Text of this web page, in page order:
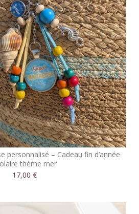
personnalisé – Cadeau fin d’année
thème mer
17,00 €